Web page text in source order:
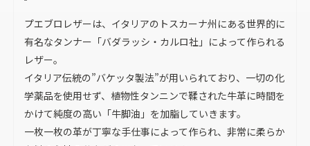
プエブロレザーは、イタリアのトスカーナ州にある世界的に
有名なタンナー「バダラッシ・カルロ社」によって作られる
レザー。
イタリア伝統の”バケッタ製法”が用いられており、一切の化
学薬品を使用せず、植物性タンニンで鞣された牛革に時間を
かけて純度の高い「牛脚油」を加脂していきます。
一枚一枚の革が丁寧な手仕事によって作られ、非常に柔らか